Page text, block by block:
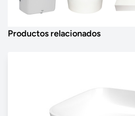
Productos relacionados